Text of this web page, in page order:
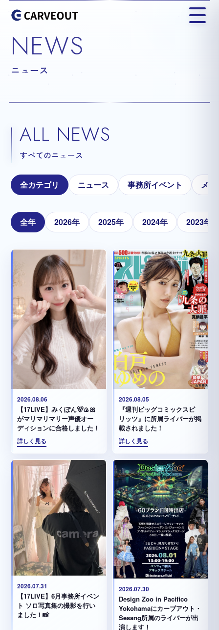
NEWS
ニュース
ALL NEWS
すべてのニュース
全カテゴリ ニュース 事務所イベント メ
全年 2026年 2025年 2024年 2023年
2026.08.06
【17LIVE】みくぽん🐻🍙🎀
がマリマリマリー声優オー
ディションに合格しました！
詳しく見る
2026.08.05
『週刊ビッグコミックスピ
リッツ』に所属ライバーが掲
載されました！
詳しく見る
2026.07.31
【17LIVE】6月事務所イベン
ト ソロ写真集の撮影を行い
ました！📸
2026.07.30
Design Zoo in Pacifico
Yokohamaにカーブアウト・
Sesang所属のライバーが出
演します！